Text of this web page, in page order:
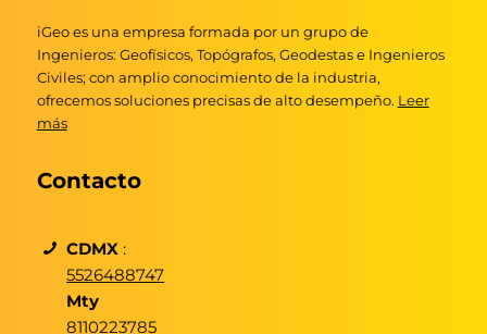
iGeo es una empresa formada por un grupo de
Ingenieros: Geofísicos, Topógrafos, Geodestas e Ingenieros
Civiles; con amplio conocimiento de la industria,
ofrecemos soluciones precisas de alto desempeño. Leer
más
Contacto
CDMX :
5526488747
Mty
8110223785